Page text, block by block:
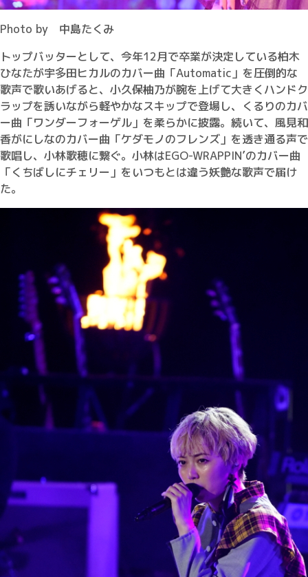
Photo by 中島たくみ
トップバッターとして、今年12月で卒業が決定している柏木
ひなたが宇多田ヒカルのカバー曲「Automatic」を圧倒的な
歌声で歌いあげると、小久保柚乃が腕を上げて大きくハンドク
ラップを誘いながら軽やかなスキップで登場し、くるりのカバ
ー曲「ワンダーフォーゲル」を柔らかに披露。続いて、風見和
香がにしなのカバー曲「ケダモノのフレンズ」を透き通る声で
歌唱し、小林歌穂に繋ぐ。小林はEGO-WRAPPIN’のカバー曲
「くちばしにチェリー」をいつもとは違う妖艶な歌声で届け
た。